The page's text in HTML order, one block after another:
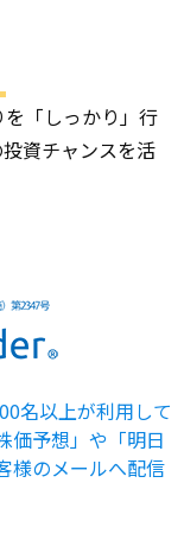
「しっかり」行
資チャンスを活
名以上が利用して
価予想」や「明日
様のメールへ配信